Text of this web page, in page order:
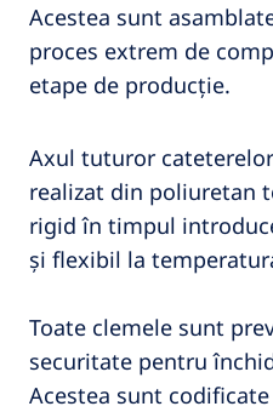
Acestea sunt
proces extrem de
etape de producție.
Axul tuturor
realizat din poliuretan
rigid în timpul
și flexibil la
Toate clemele sunt
securitate pentru
Acestea sunt